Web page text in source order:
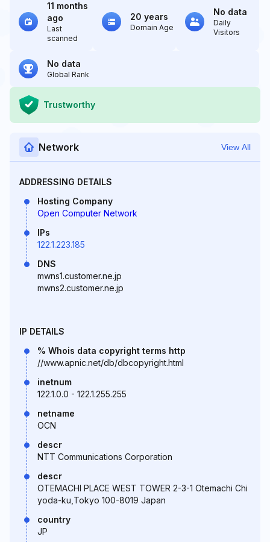
11 months
ago
Last
scanned
20 years
Domain Age
No data
Daily
Visitors
No data
Global Rank
Trustworthy
Network View All
ADDRESSING DETAILS
Hosting Company
Open Computer Network
IPs
122.1.223.185
DNS
mwns1.customer.ne.jp
mwns2.customer.ne.jp
IP DETAILS
% Whois data copyright terms http
//www.apnic.net/db/dbcopyright.html
inetnum
122.1.0.0 - 122.1.255.255
netname
OCN
descr
NTT Communications Corporation
descr
OTEMACHI PLACE WEST TOWER 2-3-1 Otemachi Chi
yoda-ku,Tokyo 100-8019 Japan
country
JP